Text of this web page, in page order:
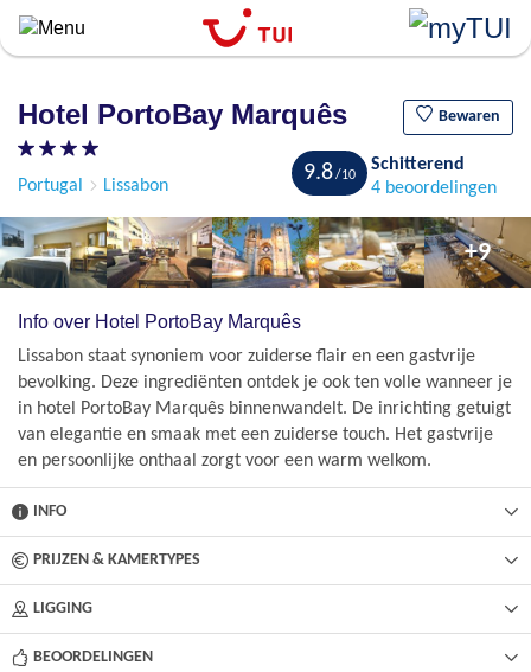
Overslaan
algemene
gaan
Hotel PortoBay Marquês Bewaren
Portugal Lissabon
9.8
Schitterend
4 beoordelingen
+9
Info over Hotel PortoBay Marquês
Lissabon staat synoniem voor zuiderse flair en een gastvrije
bevolking. Deze ingrediënten ontdek je ook ten volle wanneer je
in hotel PortoBay Marquês binnenwandelt. De inrichting getuigt
van elegantie en smaak met een zuiderse touch. Het gastvrije
en persoonlijke onthaal zorgt voor een warm welkom.
INFO
PRIJZEN & KAMERTYPES
LIGGING
BEOORDELINGEN